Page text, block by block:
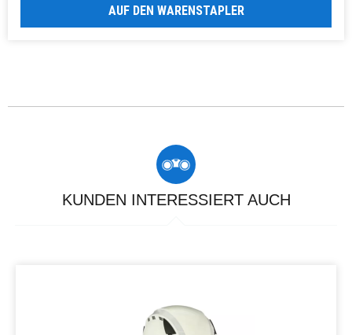
AUF DEN WARENSTAPLER
KUNDEN INTERESSIERT AUCH